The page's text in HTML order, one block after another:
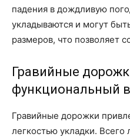
падения в дождливую
укладываются и могут
размеров, что позволяет
Гравийные
функциональный
Гравийные дорожки
легкостью укладки.